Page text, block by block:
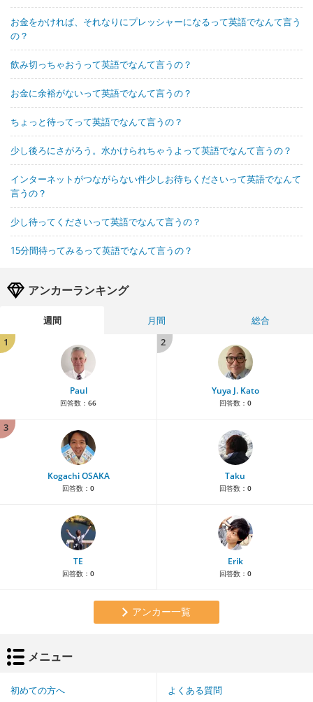
お金をかければ、それなりにプレッシャーになるって英語でなんて言う
の？
飲み切っちゃおうって英語でなんて言うの？
お金に余裕がないって英語でなんて言うの？
ちょっと待ってって英語でなんて言うの？
少し後ろにさがろう。水かけられちゃうよって英語でなんて言うの？
インターネットがつながらない件少しお待ちくださいって英語でなんて
言うの？
少し待ってくださいって英語でなんて言うの？
15分間待ってみるって英語でなんて言うの？
アンカーランキング
週間 月間
総合
1
Paul
回答数： 66
2
Yuya J. Kato
回答数： 0
3
Kogachi OSAKA
回答数： 0
Taku
回答数： 0
TE
回答数： 0
Erik
回答数： 0
アンカー一覧
メニュー
初めての方へ よくある質問